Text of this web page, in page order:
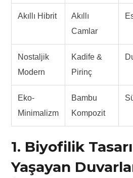
Akıllı Hibrit
Akıllı
Camlar
Nostaljik
Modern
Kadife &
Pirinç
Eko-
Minimalizm
Bambu
Kompozit
1. Biyofilik
Yaşayan